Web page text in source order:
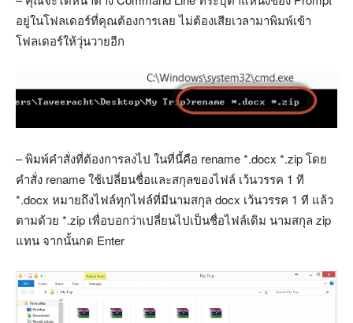
อยู่ในโฟลเดอร์ที่คุณต้องการเลย ไม่ต้องเสียเวลามาพิมพ์เข้า
โฟลเดอร์ให้วุ่นวายอีก
– พิมพ์คำสั่งที่ต้องการลงไป ในที่นี้คือ rename *.docx *.zip โดย
คำสั่ง rename ใช้เปลี่ยนชื่อและสกุลของไฟล์ เว้นวรรค 1 ที
*.docx หมายถึงไฟล์ทุกไฟล์ที่มีนามสกุล docx เว้นวรรค 1 ที แล้ว
ตามด้วย *.zip เพื่อบอกว่าเปลี่ยนไปเป็นชื่อไฟล์เดิม นามสกุล zip
แทน จากนั้นกด Enter